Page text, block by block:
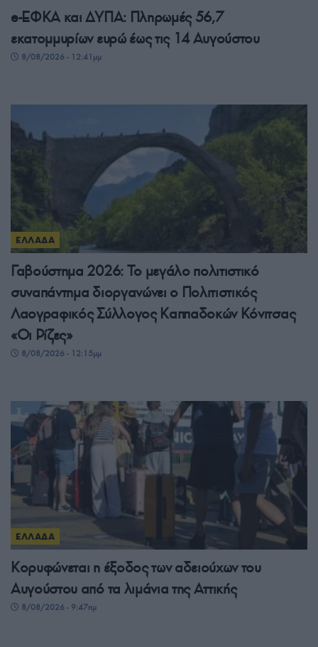
e-ΕΦΚΑ και ΔΥΠΑ: Πληρωμές 56,7
εκατομμυρίων ευρώ έως τις 14 Αυγούστου
8/08/2026 - 12:41μμ
ΕΛΛΑΔΑ
Γαβούστημα 2026: Το μεγάλο πολιτιστικό
συναπάντημα διοργανώνει ο Πολιτιστικός
Λαογραφικός Σύλλογος Καππαδοκών Κόνιτσας
«Οι Ρίζες»
8/08/2026 - 12:15μμ
ΕΛΛΑΔΑ
Κορυφώνεται η έξοδος των αδειούχων του
Αυγούστου από τα λιμάνια της Αττικής
8/08/2026 - 9:47πμ